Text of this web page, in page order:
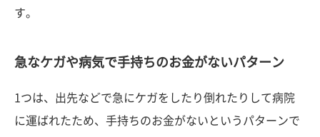
す。
急なケガや病気で手持ちのお金がないパターン
1つは、出先などで急にケガをしたり倒れたりして病院
に運ばれたため、手持ちのお金がないというパターンで